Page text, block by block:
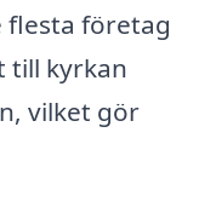
flesta företag
till kyrkan
vilket gör